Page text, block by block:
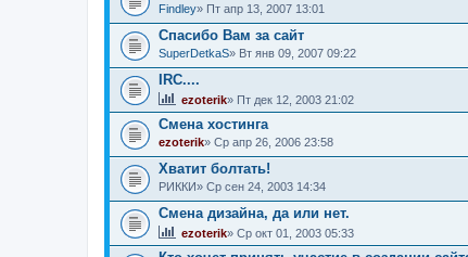
Findley» Пт апр 13, 2007 13:01
Спасибо Вам за сайт
SuperDetkaS» Вт янв 09, 2007 09:22
IRC....
ezoterik» Пт дек 12, 2003 21:02
Смена хостинга
ezoterik» Ср апр 26, 2006 23:58
Хватит болтать!
РИККИ» Ср сен 24, 2003 14:34
Смена дизайна, да или нет.
ezoterik» Ср окт 01, 2003 05:33